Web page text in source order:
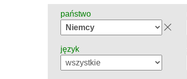
państwo
język